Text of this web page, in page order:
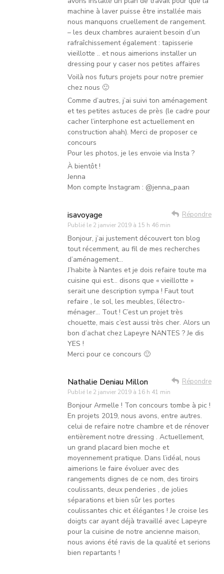
machine à laver puisse être installée mais
nous manquons cruellement de rangement.
– les deux chambres auraient besoin d’un
rafraîchissement également : tapisserie
vieillotte .. et nous aimerions installer un
dressing pour y caser nos petites affaires
Voilà nos futurs projets pour notre premier
chez nous 🙂
Comme d’autres, j’ai suivi ton aménagement
et tes petites astuces de près (le cadre pour
cacher l’interphone est actuellement en
construction ahah). Merci de proposer ce
concours
Pour les photos, je les envoie via Insta ?
À bientôt !
Jenna
Mon compte Instagram : @jenna_paan
isavoyage
Publié le 2 janvier 2019 à 15 h 46 min
Répondre
Bonjour, j’ai justement découvert ton blog
tout récemment, au fil de mes recherches
d’aménagement…
J’habite à Nantes et je dois refaire toute ma
cuisine qui est… disons que « vieillotte »
serait une description sympa ! Faut tout
refaire , le sol, les meubles, l’électro-
ménager… Tout ! C’est un projet très
chouette, mais c’est aussi très cher. Alors un
bon d’achat chez Lapeyre NANTES ? Je dis
YES !
Merci pour ce concours 🙂
Nathalie Deniau Millon
Publié le 2 janvier 2019 à 16 h 41 min
Répondre
Bonjour Armelle ! Ton concours tombe à pic !
En projets 2019, nous avons, entre autres.
celui de refaire notre chambre et de rénover
entièrement notre dressing . Actuellement,
un grand placard bien moche et
moyennement pratique. Dans l’idéal, nous
aimerions le faire évoluer avec des
rangements dignes de ce nom, des tiroirs
coulissants, deux penderies , de jolies
séparations et bien sûr les portes
coulissantes chic et élégantes ! Je croise les
doigts car ayant déjà travaillé avec Lapeyre
pour la cuisine de notre ancienne maison,
nous avions été ravis de la qualité et serions
bien repartants !